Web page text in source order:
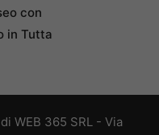
con
in Tutta
WEB 365 SRL - Via